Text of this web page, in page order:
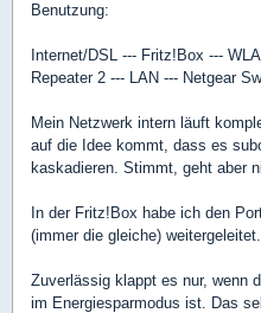
Benutzung:
Internet/DSL --- Fritz!Box ---
Repeater 2 --- LAN --- Netgear
Mein Netzwerk intern läuft
auf die Idee kommt, dass es
kaskadieren. Stimmt, geht aber
In der Fritz!Box habe ich den
(immer die gleiche)
Zuverlässig klappt es nur, wenn
im Energiesparmodus ist. Das